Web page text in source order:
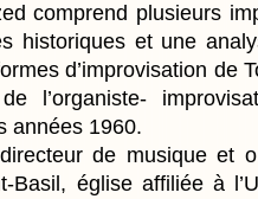
comprend plusieurs
historiques et une
d’improvisation de
de l’organiste-
années 1960.
de musique et
Basil, église affiliée à